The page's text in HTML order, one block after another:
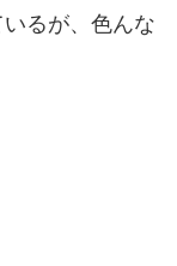
るが、色んな